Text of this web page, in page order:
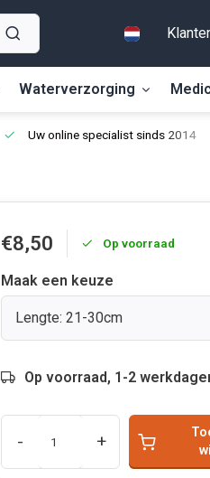
Waterverzorging
Uw online specialist sinds 2014
€8,50 Op voorraad
Maak een keuze
Lengte: 21-30cm
Op voorraad, 1-2
- +